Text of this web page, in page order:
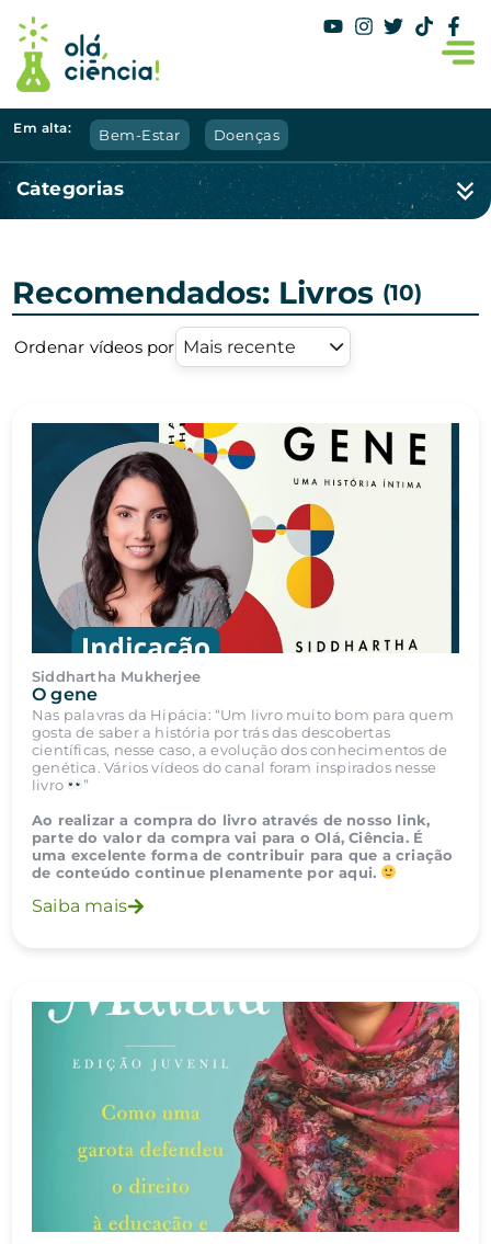
Em alta: Bem-Estar Doenças
Categorias
Recomendados: Livros (10)
Ordenar vídeos por Mais recente
Siddhartha Mukherjee
O gene
Nas palavras da Hipácia: “Um livro muito bom para quem
gosta de saber a história por trás das descobertas
científicas, nesse caso, a evolução dos conhecimentos de
genética. Vários vídeos do canal foram inspirados nesse
livro
”
Ao realizar a compra do livro através de nosso link,
parte do valor da compra vai para o Olá, Ciência. É
uma excelente forma de contribuir para que a criação
de conteúdo continue plenamente por aqui.
Saiba mais